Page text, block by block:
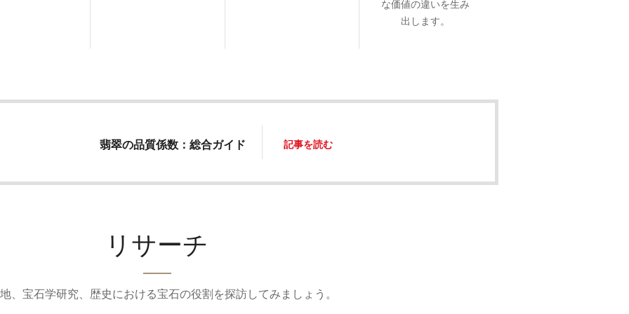
な価値の違いを生み
出します。
翡翠の品質係数：総合ガイド 記事を読む
リサーチ
、宝石学研究、歴史における宝石の役割を探訪してみましょう。